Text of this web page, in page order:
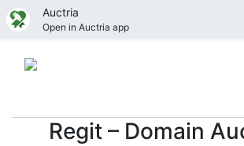
Auctria
Open in Auctria app
Regit – Domain